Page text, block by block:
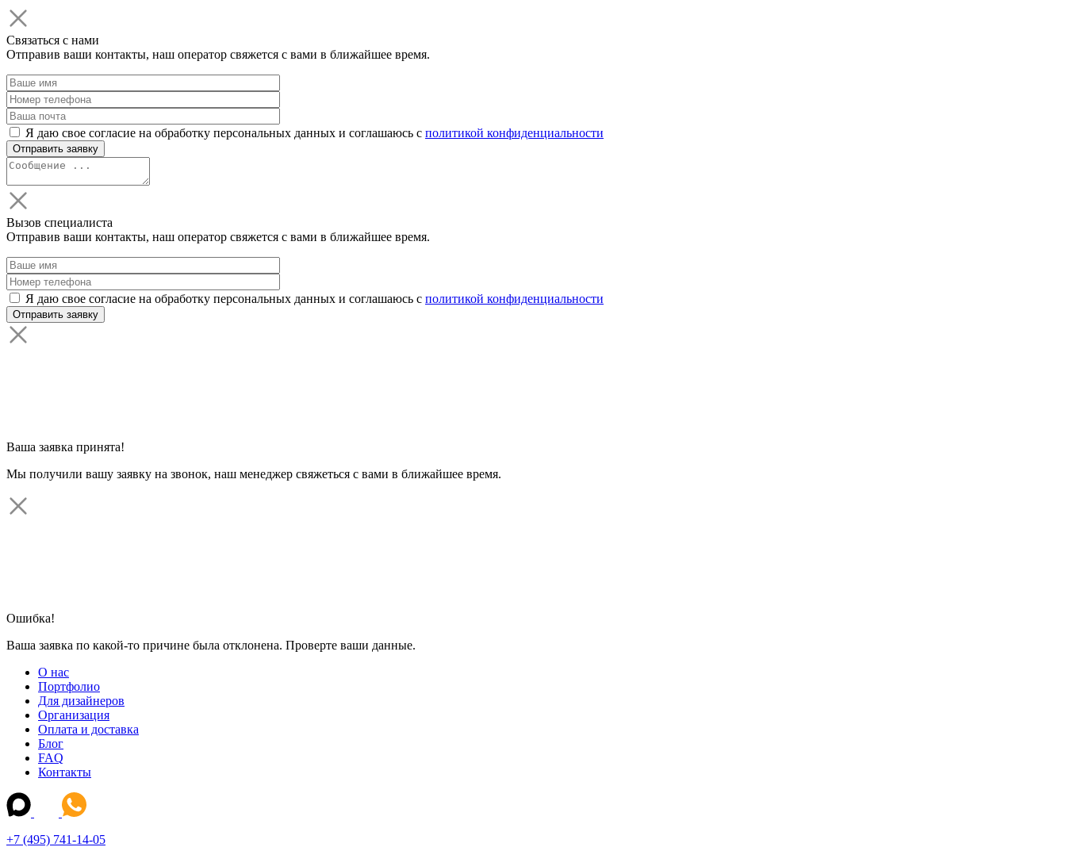
Связаться с нами
Отправив ваши контакты, наш оператор свяжется с вами в ближайшее время.
Я даю свое согласие на обработку персональных данных и соглашаюсь с политикой конфиденциальности
Вызов специалиста
Отправив ваши контакты, наш оператор свяжется с вами в ближайшее время.
Я даю свое согласие на обработку персональных данных и соглашаюсь с политикой конфиденциальности
Ваша заявка принята!
Мы получили вашу заявку на звонок, наш менеджер свяжеться с вами в ближайшее время.
Ошибка!
Ваша заявка по какой-то причине была отклонена. Проверте ваши данные.
О нас
Портфолио
Для дизайнеров
Организация
Оплата и доставка
Блог
FAQ
Контакты
+7 (495) 741-14-05